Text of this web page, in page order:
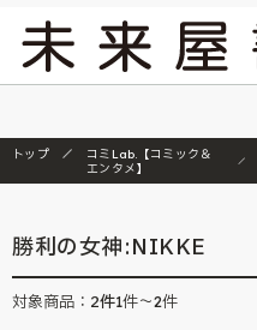
トップ
コミLab.【コミック＆
エンタメ】
勝利の女神:NIKKE
対象商品： 2件1件～2件